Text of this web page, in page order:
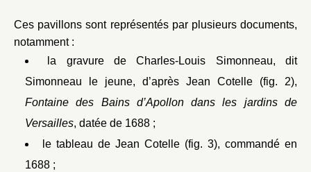
Ces pavillons sont représentés par plusieurs documents,
notamment :
la gravure de Charles-Louis Simonneau, dit
Simonneau le jeune, d’après Jean Cotelle (fig. 2),
Fontaine des Bains d’Apollon dans les jardins de
Versailles, datée de 1688 ;
le tableau de Jean Cotelle (fig. 3), commandé en
1688 ;